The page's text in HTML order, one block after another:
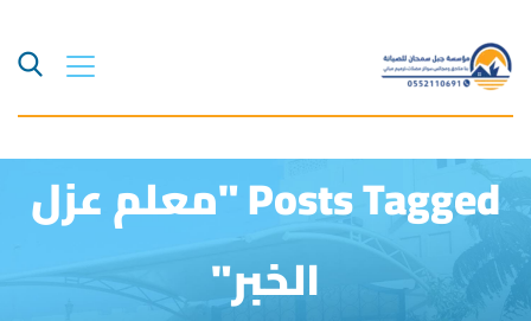
Posts Tagged "معلم عزل
الخبر"